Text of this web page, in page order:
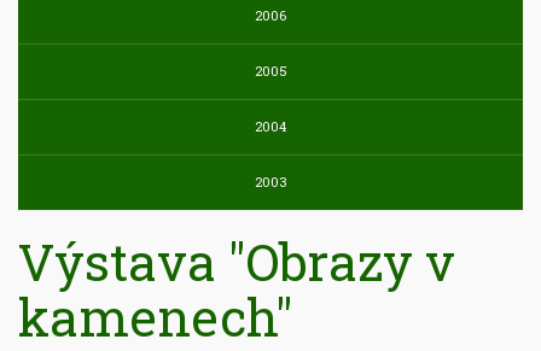
2006
2005
2004
2003
Výstava "Obrazy v
kamenech"